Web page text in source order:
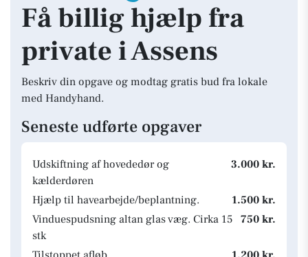
Få billig hjælp fra
private i Assens
Beskriv din opgave og modtag gratis bud fra lokale
med Handyhand.
Seneste udførte opgaver
Udskiftning af hovededør og
kælderdøren
3.000 kr.
Hjælp til havearbejde/beplantning.
1.500 kr.
Vinduespudsning altan glas væg. Cirka 15
stk
750 kr.